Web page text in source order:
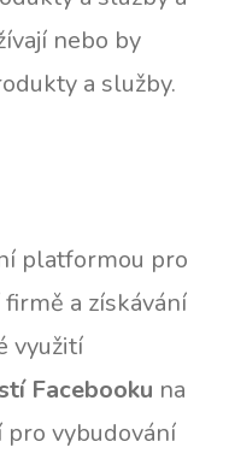
nebo by
a služby.
platformou pro
a získávání
využití
Facebooku na
pro vybudování